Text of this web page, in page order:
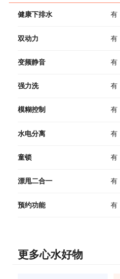
健康下排水 有
双动力 有
变频静音 有
强力洗 有
模糊控制 有
水电分离 有
童锁 有
漂甩二合一 有
预约功能 有
更多心水好物